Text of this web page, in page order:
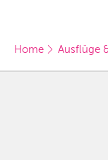
Home Ausflüge